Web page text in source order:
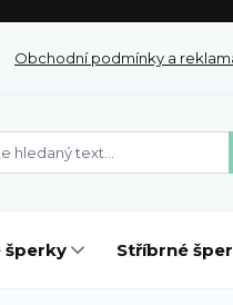
Obchodní podmínky a
šperky Stříbrné